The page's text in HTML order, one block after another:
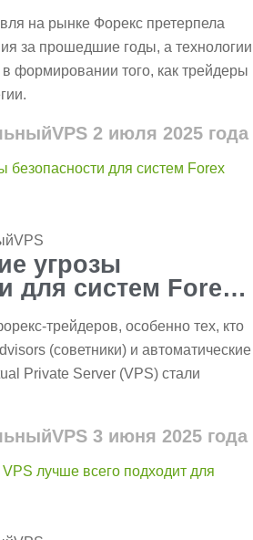
на рынке Форекс претерпела
за прошедшие годы, а технологии
формировании того, как трейдеры
2 июля 2025 года
угрозы
для систем Forex
трейдеров, особенно тех, кто
(советники) и автоматические
Private Server (VPS) стали
3 июня 2025 года